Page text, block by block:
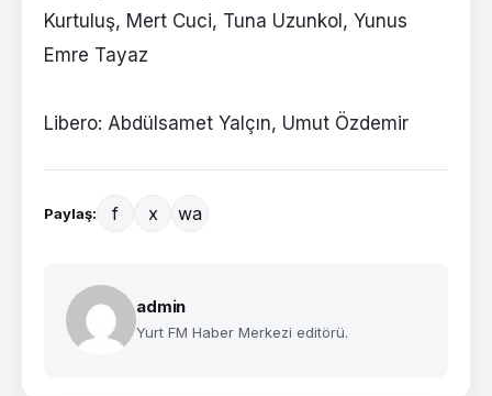
Kurtuluş, Mert Cuci, Tuna Uzunkol, Yunus
Emre Tayaz
Libero: Abdülsamet Yalçın, Umut Özdemir
Paylaş: f x wa
admin
Yurt FM Haber Merkezi editörü.